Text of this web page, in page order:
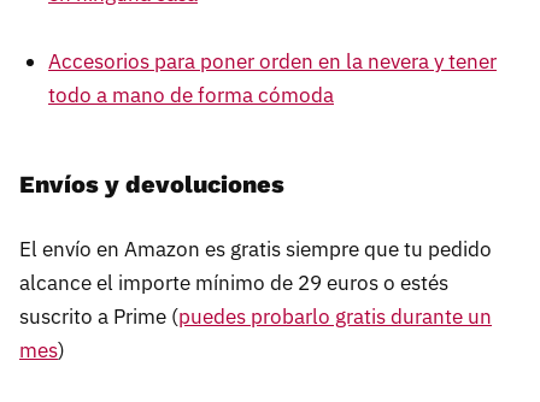
Accesorios para poner orden en la nevera y tener
todo a mano de forma cómoda
Envíos y devoluciones
El envío en Amazon es gratis siempre que tu pedido
alcance el importe mínimo de 29 euros o estés
suscrito a Prime (puedes probarlo gratis durante un
mes)